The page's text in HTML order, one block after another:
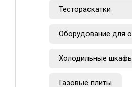
Тестораскатки
Оборудование для
Холодильные
Газовые плиты